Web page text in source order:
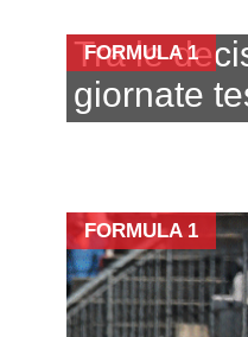
FORMULA 1
Tra le
giornate
FORMULA 1